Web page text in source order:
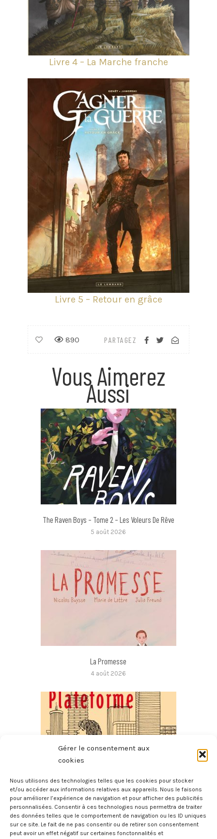
Gérer le consentement aux
cookies
Nous utilisons des technologies telles que les cookies pour stocker
et/ou accéder aux informations relatives aux appareils. Nous le faisons
pour améliorer l’expérience de navigation et pour afficher des publicités
personnalisées. Consentir à ces technologies nous permettra de traiter
des données telles que le comportement de navigation ou les ID uniques
sur ce site. Le fait de ne pas consentir ou de retirer son consentement
peut avoir un effet négatif sur certaines fonctonnalités et
Livre 4 – La Marche franche
Livre 5 – Retour en grâce
PARTAGEZ
890
Vous Aimerez
Aussi
The Raven Boys – Tome 2 – Les Voleurs De Rêve
5 août 2026
La Promesse
4 août 2026
Plateforme
1 août 2026